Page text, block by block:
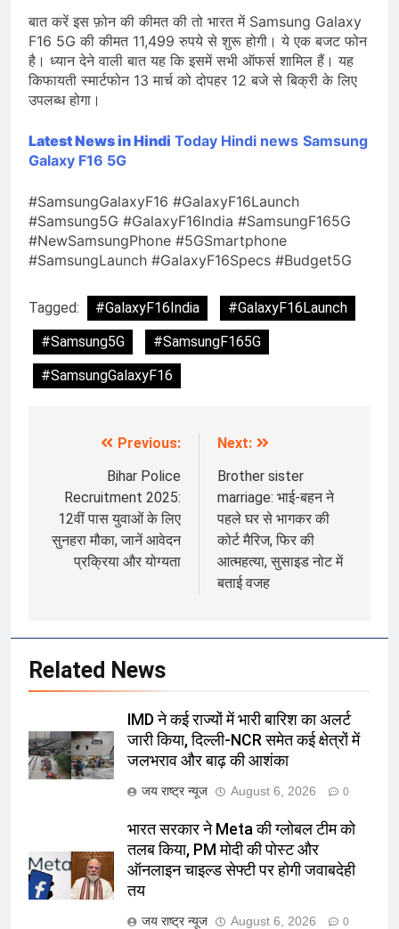
बात करें इस फ़ोन की कीमत की तो भारत में Samsung Galaxy
F16 5G की कीमत 11,499 रुपये से शुरू होगी। ये एक बजट फोन
है। ध्यान देने वाली बात यह कि इसमें सभी ऑफर्स शामिल हैं। यह
किफायती स्मार्टफोन 13 मार्च को दोपहर 12 बजे से बिक्री के लिए
उपलब्ध होगा।
Latest News in Hindi Today Hindi news Samsung
Galaxy F16 5G
#SamsungGalaxyF16 #GalaxyF16Launch
#Samsung5G #GalaxyF16India #SamsungF165G
#NewSamsungPhone #5GSmartphone
#SamsungLaunch #GalaxyF16Specs #Budget5G
Tagged: #GalaxyF16India
#GalaxyF16Launch
#Samsung5G
#SamsungF165G
#SamsungGalaxyF16
navigation
Previous:
Bihar Police
Recruitment 2025:
12वीं पास युवाओं के लिए
सुनहरा मौका, जानें आवेदन
प्रक्रिया और योग्यता
Next:
Brother sister
marriage: भाई-बहन ने
पहले घर से भागकर की
कोर्ट मैरिज, फिर की
आत्महत्या, सुसाइड नोट में
बताई वजह
Related News
IMD ने कई राज्यों में भारी बारिश का अलर्ट
जारी किया, दिल्ली-NCR समेत कई क्षेत्रों में
जलभराव और बाढ़ की आशंका
जय राष्ट्र न्यूज August 6, 2026 0
भारत सरकार ने Meta की ग्लोबल टीम को
तलब किया, PM मोदी की पोस्ट और
ऑनलाइन चाइल्ड सेफ्टी पर होगी जवाबदेही
तय
जय राष्ट्र न्यूज August 6, 2026 0